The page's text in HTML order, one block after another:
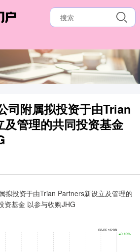
司附属拟投资于由Trian
管理的共同投资基金